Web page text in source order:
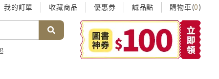
我的訂單 收藏商品 優惠券 誠品點 購物車(0)